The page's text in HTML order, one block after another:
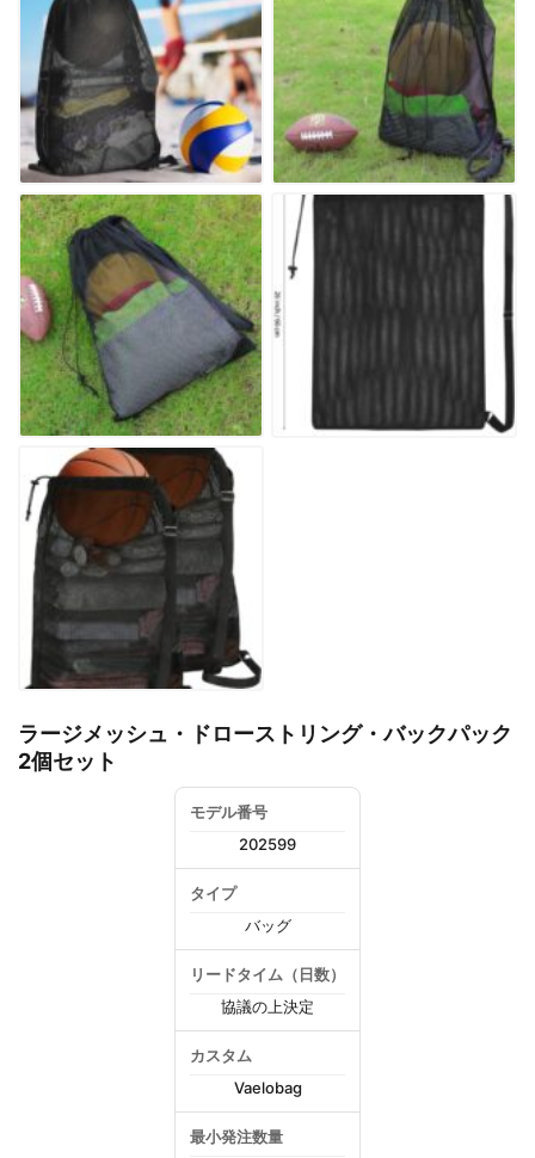
ラージメッシュ・ドローストリング・バックパック
2個セット
モデル番号
202599
タイプ
バッグ
リードタイム（日数）
協議の上決定
カスタム
Vaelobag
最小発注数量